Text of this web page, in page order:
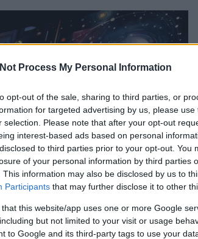
Process My Personal Information
opt-out of the sale, sharing to third parties, or
for targeted advertising by us, please
selection. Please note that after your opt-out
interest-based ads based on personal
to third parties prior to your opt-out. You
of your personal information by third parties
This information may also be disclosed by us to
Participants that may further disclose it to other
that this website/app uses one or more Google
but not limited to your visit or usage
to Google and its third-party tags to use your